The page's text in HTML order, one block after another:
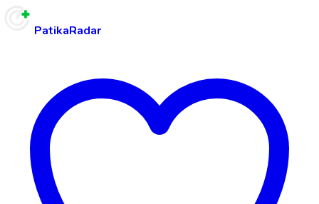
PatikaRadar